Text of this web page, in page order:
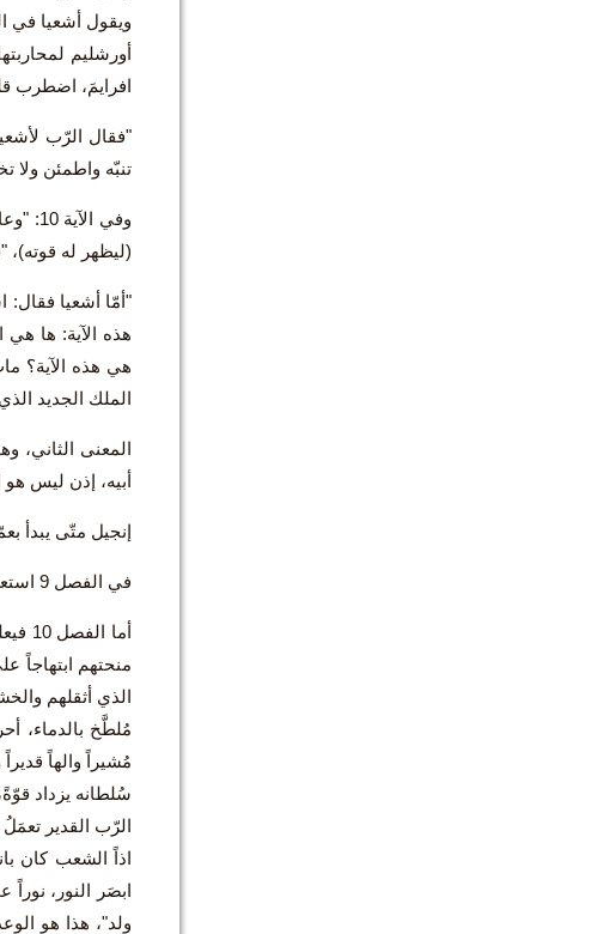
أورشليم
افرايمَ، اضطرب
"فقال الرّب
تنبّه واطمئن ولا
وفي
(ليظهر له قوته)،
"أمّا أشعيا فقال:
هذه الآية: ها هي
هي هذه الآية؟
الملك الجديد
المعنى الثاني،
أبيه، إذن ليس هو
إنجيل متّى يبدأ
في الفصل 9 استعراض لحالة الشعب الضعيف، اليائس، المحارب داخلياً وخارجياً والسائر في الظلمات.
منحتهم ابتهاجاً
الذي أثقلهم
مُلطَّخ بالدماء،
مُشيراً والهاً قديراً
سُلطانه يزداد
الرّب القدير
اذاً الشعب كان
ابصَر النور،
ولد"، هذا هو